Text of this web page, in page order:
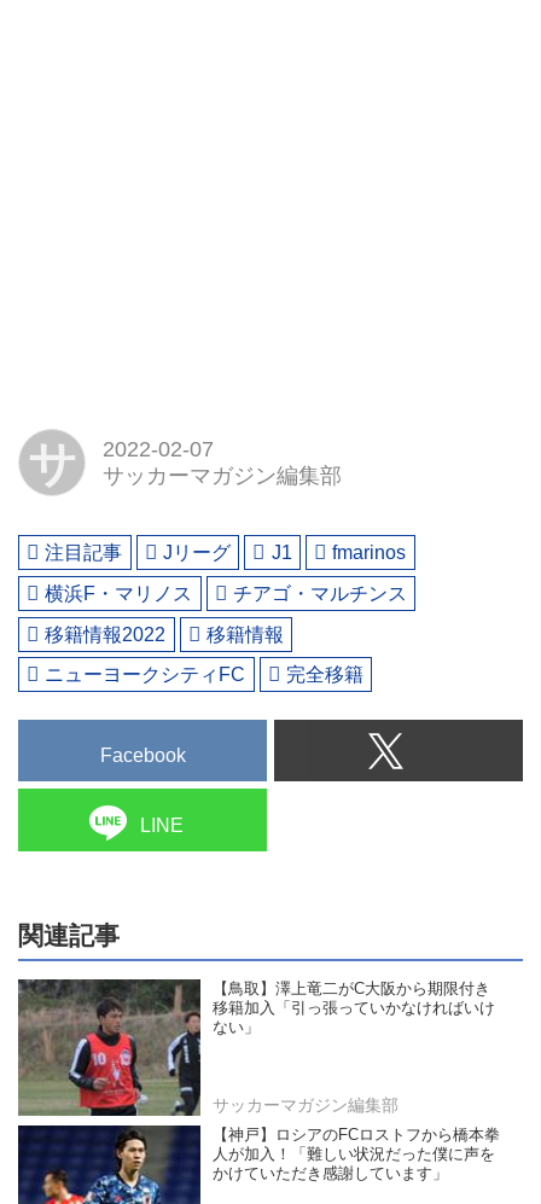
サ
2022-02-07
サッカーマガジン編集部
注目記事 Jリーグ J1
fmarinos
横浜F・マリノス
チアゴ・マルチンス
移籍情報2022
移籍情報
ニューヨークシティFC
完全移籍
Facebook
LINE
関連記事
【鳥取】澤上竜二がC大阪から期限付き
移籍加入「引っ張っていかなければいけ
ない」
サッカーマガジン編集部
【神戸】ロシアのFCロストフから橋本拳
人が加入！「難しい状況だった僕に声を
かけていただき感謝しています」